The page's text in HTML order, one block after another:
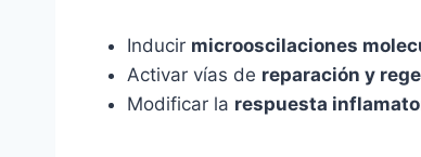
Inducir microoscilaciones
Activar vías de reparación y
Modificar la respuesta